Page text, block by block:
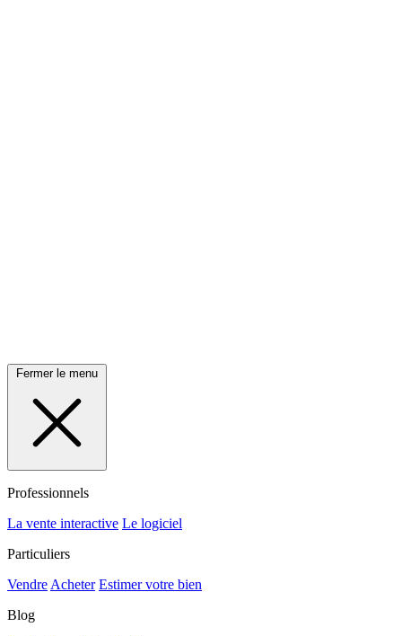
Fermer le menu
Professionnels
La vente interactive Le logiciel
Particuliers
Vendre Acheter Estimer votre bien
Blog